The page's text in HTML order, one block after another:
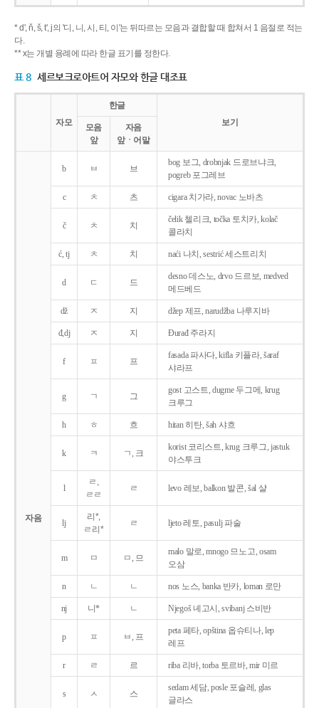
* d', ň, š, t', j의 '디, 니, 시, 티, 이'는 뒤따르는 모음과 결합할 때 합쳐서 1 음절로 적는
다.
** x는 개별 용례에 따라 한글 표기를 정한다.
표 8 세르보크로아트어 자모와 한글 대조표
자모
한글
보기
모음
앞
자음
앞ㆍ어말
자음
b ㅂ 브
bog 보그, drobnjak 드로브냐크,
pogreb 포그레브
c ㅊ 츠 cigara 치가라, novac 노바츠
č ㅊ 치
čelik 첼리크, točka 토치카, kolač
콜라치
ć, tj ㅊ 치 naći 나치, sestrić 세스트리치
d ㄷ 드
desno 데스노, drvo 드르보, medved
메드베드
dž ㅈ 지 džep 제프, narudžba 나루지바
đ,dj ㅈ 지 Ðurađ 주라지
f ㅍ 프
fasada 파사다, kifla 키플라, šaraf
샤라프
g ㄱ 그
gost 고스트, dugme 두그메, krug
크루그
h ㅎ 흐 hitan 히탄, šah 샤흐
k ㅋ ㄱ, 크
korist 코리스트, krug 크루그, jastuk
야스투크
l
ㄹ,
ㄹㄹ
ㄹ levo 레보, balkon 발콘, šal 샬
lj
리*,
ㄹ리*
ㄹ ljeto 레토, pasulj 파술
m ㅁ ㅁ, 므
malo 말로, mnogo 므노고, osam
오삼
n ㄴ ㄴ nos 노스, banka 반카, loman 로만
nj 니* ㄴ Njegoš 녜고시, svibanj 스비반
p ㅍ ㅂ, 프
peta 페타, opština 옵슈티나, lep
레프
r ㄹ 르 riba 리바, torba 토르바, mir 미르
s ㅅ 스
sedam 세담, posle 포슬레, glas
글라스